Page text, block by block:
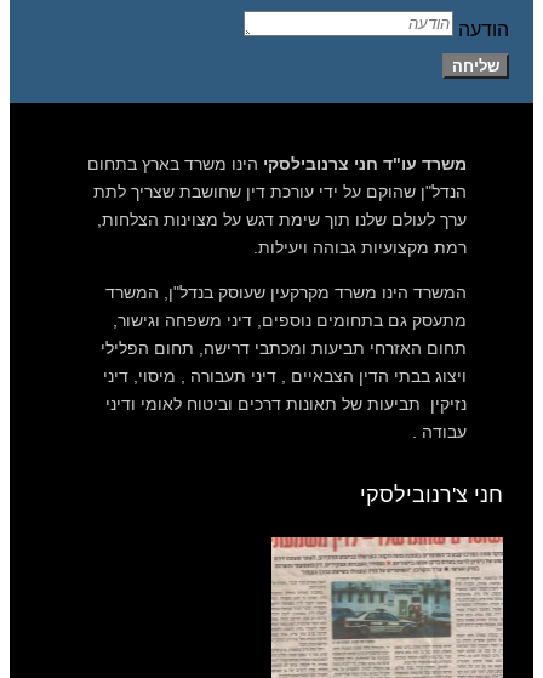
הודעה
שליחה
משרד עו"ד חני צרנובילסקיהינו משרד בארץ בתחום
הנדל"ן שהוקם על ידי עורכת דין שחושבת שצריך לתת
ערך לעולם שלנו תוך שימת דגש על מצוינות הצלחות,
רמת מקצועיות גבוהה ויעילות.
המשרד הינו משרד מקרקעין שעוסק בנדל"ן, המשרד
מתעסק גם בתחומים נוספים, דיני משפחה וגישור,
תחום האזרחי תביעות ומכתבי דרישה, תחום הפלילי
ויצוג בבתי הדין הצבאיים , דיני תעבורה , מיסוי, דיני
נזיקין תביעות של תאונות דרכים וביטוח לאומי ודיני
עבודה .
חני צ'רנובילסקי